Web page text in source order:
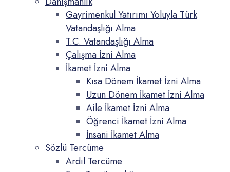
Gayrimenkul Yatırımı Yoluyla Türk
Vatandaşlığı Alma
T.C. Vatandaşlığı Alma
Çalışma İzni Alma
İkamet İzni Alma
Kısa Dönem İkamet İzni Alma
Uzun Dönem İkamet İzni Alma
Aile İkamet İzni Alma
Öğrenci İkamet İzni Alma
İnsani İkamet Alma
Sözlü Tercüme
Ardıl Tercüme